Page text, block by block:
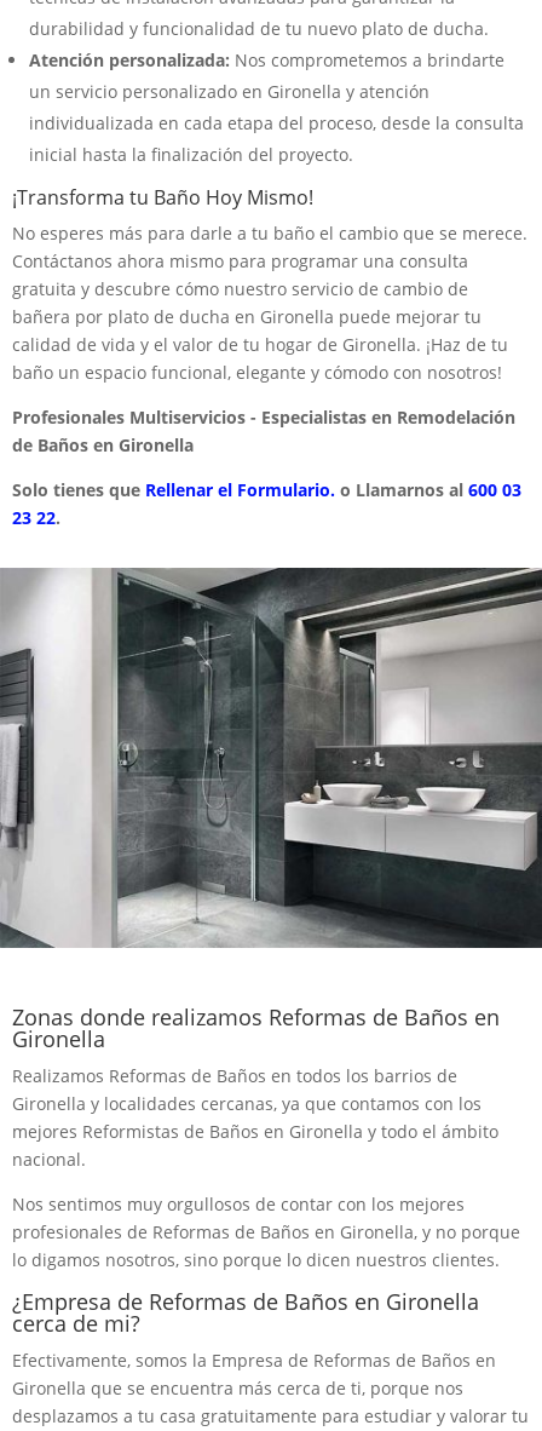
durabilidad y funcionalidad de tu nuevo plato de ducha.
Atención personalizada: Nos comprometemos a brindarte
un servicio personalizado en Gironella y atención
individualizada en cada etapa del proceso, desde la consulta
inicial hasta la finalización del proyecto.
¡Transforma tu Baño Hoy Mismo!
No esperes más para darle a tu baño el cambio que se merece.
Contáctanos ahora mismo para programar una consulta
gratuita y descubre cómo nuestro servicio de cambio de
bañera por plato de ducha en Gironella puede mejorar tu
calidad de vida y el valor de tu hogar de Gironella. ¡Haz de tu
baño un espacio funcional, elegante y cómodo con nosotros!
Profesionales Multiservicios - Especialistas en Remodelación
de Baños en Gironella
Solo tienes que Rellenar el Formulario. o Llamarnos al 600 03
23 22.
Zonas donde realizamos Reformas de Baños en
Gironella
Realizamos Reformas de Baños en todos los barrios de
Gironella y localidades cercanas, ya que contamos con los
mejores Reformistas de Baños en Gironella y todo el ámbito
nacional.
Nos sentimos muy orgullosos de contar con los mejores
profesionales de Reformas de Baños en Gironella, y no porque
lo digamos nosotros, sino porque lo dicen nuestros clientes.
¿Empresa de Reformas de Baños en Gironella
cerca de mi?
Efectivamente, somos la Empresa de Reformas de Baños en
Gironella que se encuentra más cerca de ti, porque nos
desplazamos a tu casa gratuitamente para estudiar y valorar tu